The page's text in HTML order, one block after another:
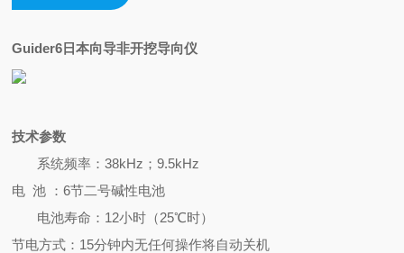
Guider6 日本向导非开挖导向仪
技术参数
系统频率：38kHz ；9.5kHz
电 池 ：6节二号碱性电池
电池寿命：12小时（25℃时）
节电方式：15分钟内无任何操作将自动关机